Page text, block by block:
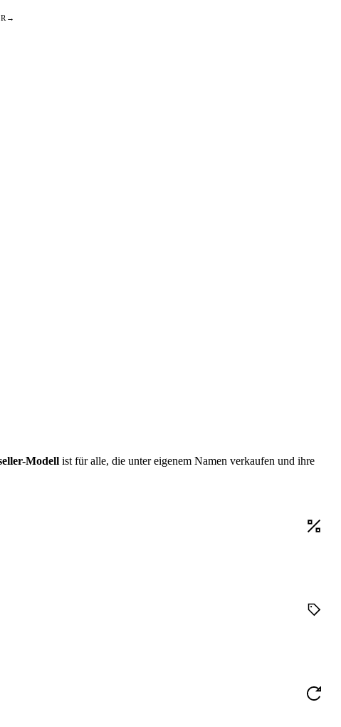
→
Modell ist für alle, die unter eigenem Namen verkaufen und ihre